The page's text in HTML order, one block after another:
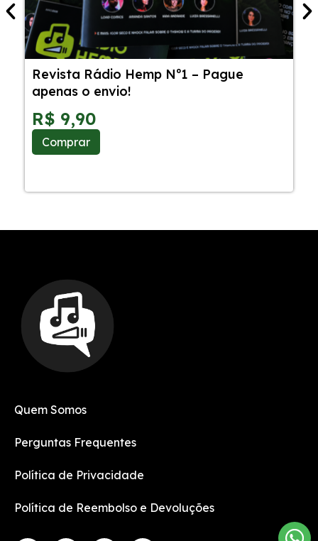
Revista Rádio Hemp Nº1 – Pague
apenas o envio!
R$ 9,90
Comprar
Quem Somos
Perguntas Frequentes
Política de Privacidade
Política de Reembolso e Devoluções